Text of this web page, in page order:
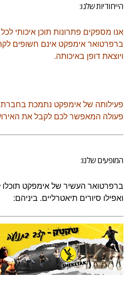
הייחודיות שלנו:
אנו מספקים פתרונות תוכן איכותי
ברפרטואר אימפקט אינם חשופים
ויוצאת דופן באיכותה.
פעילותה של אימפקט נתמכת בחברת
פעולה המאפשר לכם לקבל את
המופעים שלנו:
ברפרטואר העשיר של אימפקט
ואפילו סיורים תיאטרליים. ביניהם: